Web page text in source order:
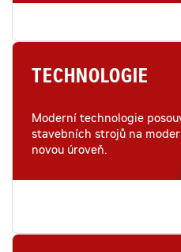
TECHNOLOGIE
Moderní technologie
stavebních strojů na
novou úroveň.